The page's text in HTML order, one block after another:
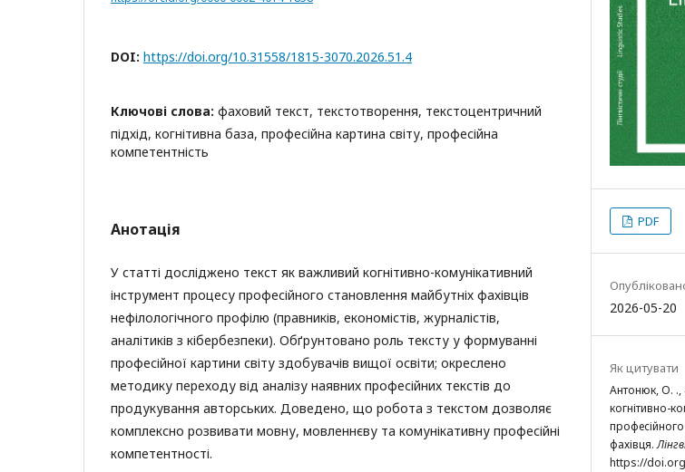
DOI: https://doi.org/10.31558/1815-3070.2026.51.4
Ключові слова: фаховий текст, текстотворення, текстоцентричний
підхід, когнітивна база, професійна картина світу, професійна
компетентність
Анотація
У статті досліджено текст як важливий когнітивно-комунікативний
інструмент процесу професійного становлення майбутніх фахівців
нефілологічного профілю (правників, економістів, журналістів,
аналітиків з кібербезпеки). Обґрунтовано роль тексту у формуванні
професійної картини світу здобувачів вищої освіти; окреслено
методику переходу від аналізу наявних професійних текстів до
продукування авторських. Доведено, що робота з текстом дозволяє
комплексно розвивати мовну, мовленнєву та комунікативну професійні
компетентності.
PDF
2026-05-20
Як цитувати
Антонюк, О. .,
когнітивно-
фахівця.
https://